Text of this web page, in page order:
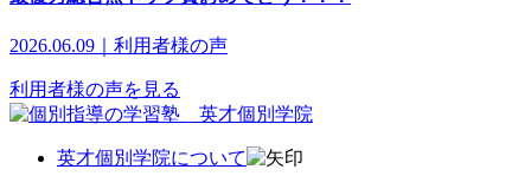
2026.06.09｜利用者様の声
利用者様の声を見る
英才個別学院について